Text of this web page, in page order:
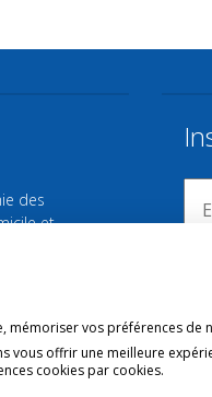
des
et
Silver
vos préférences de
offrir une meilleure
cookies par cookies.